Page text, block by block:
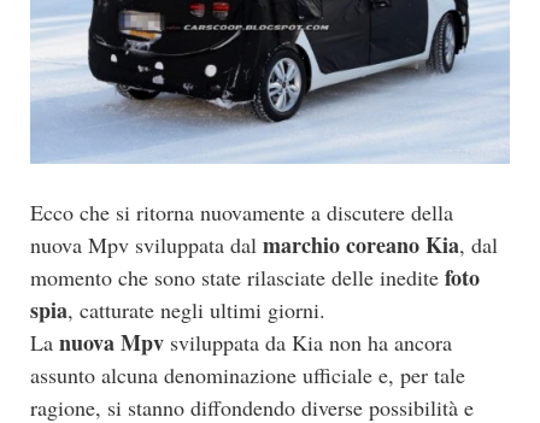
Ecco che si ritorna nuovamente a discutere della
nuova Mpv sviluppata dal marchio coreano Kia, dal
momento che sono state rilasciate delle inedite foto
spia, catturate negli ultimi giorni.
La nuova Mpv sviluppata da Kia non ha ancora
assunto alcuna denominazione ufficiale e, per tale
ragione, si stanno diffondendo diverse possibilità e